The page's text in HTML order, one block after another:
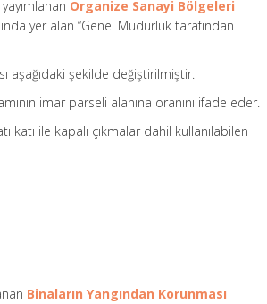
Organize Sanayi Bölgeleri
yer alan “Genel Müdürlük tarafından
aşağıdaki şekilde değiştirilmiştir.
imar parseli alanına oranını ifade eder.
katı ile kapalı çıkmalar dahil kullanılabilen
Binaların Yangından Korunması